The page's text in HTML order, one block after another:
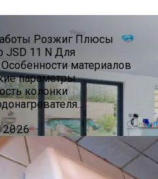
Розжиг Плюсы
JSD 11 N Для
материалов
параметры
колонки